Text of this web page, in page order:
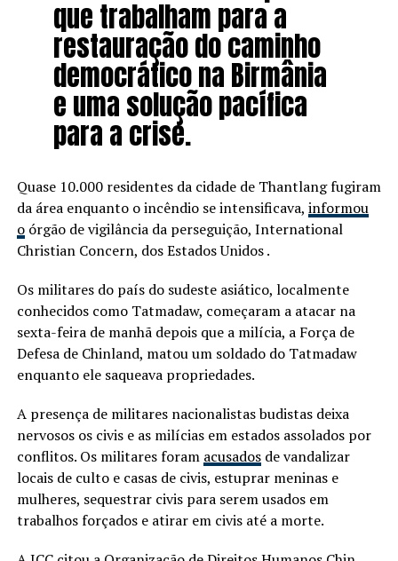
que trabalham para a
restauração do caminho
democrático na Birmânia
e uma solução pacífica
para a crise.
Quase 10.000 residentes da cidade de Thantlang fugiram
da área enquanto o incêndio se intensificava, informou
oórgão de vigilância da perseguição, International
Christian Concern, dos Estados Unidos .
Os militares do país do sudeste asiático, localmente
conhecidos como Tatmadaw, começaram a atacar na
sexta-feira de manhã depois que a milícia, a Força de
Defesa de Chinland, matou um soldado do Tatmadaw
enquanto ele saqueava propriedades.
A presença de militares nacionalistas budistas deixa
nervosos os civis e as milícias em estados assolados por
conflitos. Os militares foram acusadosde vandalizar
locais de culto e casas de civis, estuprar meninas e
mulheres, sequestrar civis para serem usados ​​em
trabalhos forçados e atirar em civis até a morte.